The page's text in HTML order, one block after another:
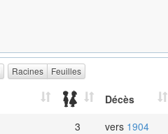
Racines Feuilles
Décès
3 vers 1904